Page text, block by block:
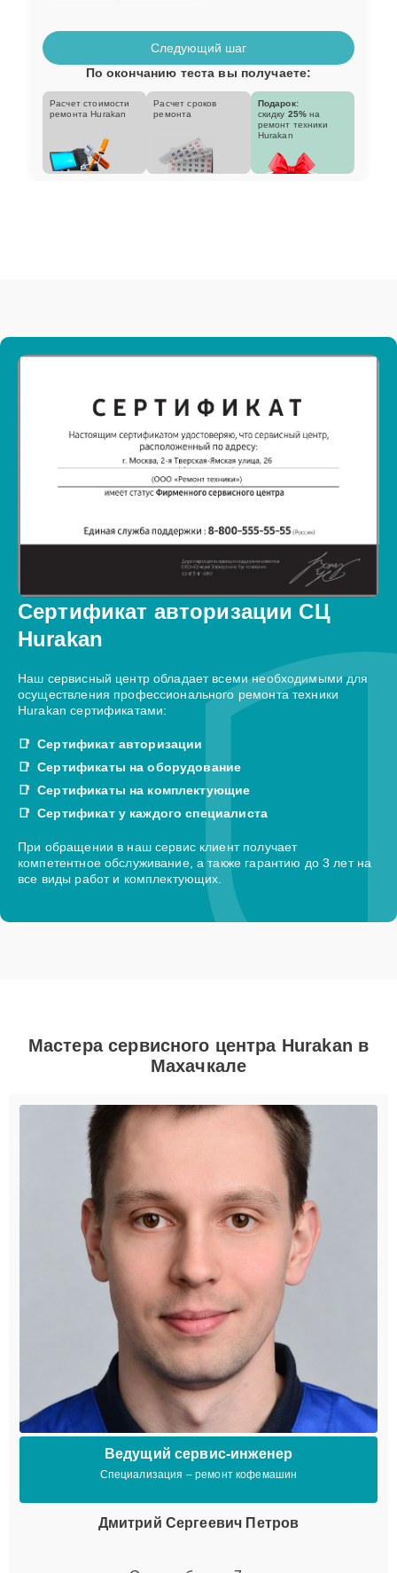
Следующий шаг
По окончанию теста вы получаете:
Расчет стоимости
ремонта Hurakan
Расчет сроков
ремонта
Подарок:
скидку 25% на
ремонт техники
Hurakan
Сертификат авторизации СЦ
Hurakan
Наш сервисный центр обладает всеми необходимыми для
осуществления профессионального ремонта техники
Hurakan сертификатами:
Сертификат авторизации
Сертификаты на оборудование
Сертификаты на комплектующие
Сертификат у каждого специалиста
При обращении в наш сервис клиент получает
компетентное обслуживание, а также гарантию до 3 лет на
все виды работ и комплектующих.
Мастера сервисного центра Hurakan в
Махачкале
Ведущий сервис-инженер
Специализация – ремонт кофемашин
Дмитрий Сергеевич Петров